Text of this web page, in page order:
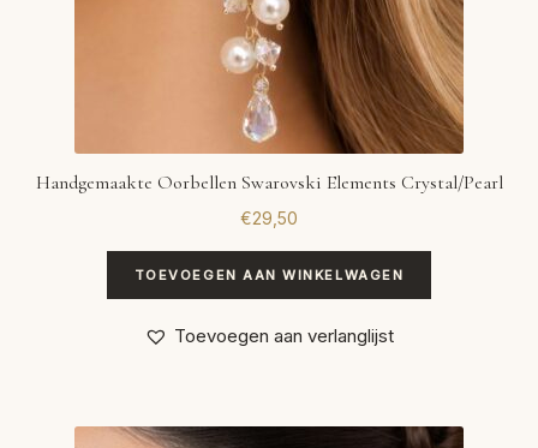
Handgemaakte Oorbellen Swarovski Elements Crystal/Pearl
€29,50
TOEVOEGEN AAN WINKELWAGEN
Toevoegen aan verlanglijst